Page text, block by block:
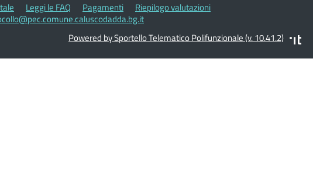
Leggi le FAQ Pagamenti
Riepilogo valutazioni
Powered by Sportello Telematico Polifunzionale (v. 10.41.2)